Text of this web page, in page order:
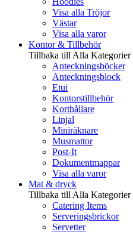
Visa alla Tröjor
Västar
Visa alla varor
Kontor & Tillbehör
Tillbaka till Alla Kategorier
Anteckningsböcker
Anteckningsblock
Etui
Kontorstillbehör
Korthållare
Linjal
Miniräknare
Musmattor
Post-It
Dokumentmappar
Visa alla varor
Mat & dryck
Tillbaka till Alla Kategorier
Catering Items
Serveringsbrickor
Servetter